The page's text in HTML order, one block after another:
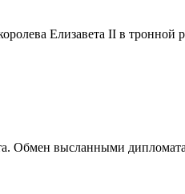
Елизавета II в тронной
Обмен высланными